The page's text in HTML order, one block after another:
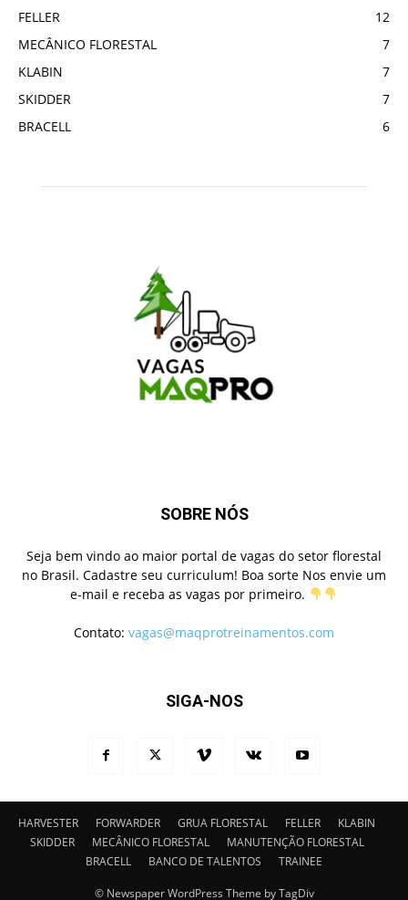
FELLER
12
MECÂNICO FLORESTAL
7
KLABIN
7
SKIDDER
7
BRACELL
6
SOBRE NÓS
Seja bem vindo ao maior portal de vagas do setor florestal
no Brasil. Cadastre seu curriculum! Boa sorte Nos envie um
e-mail e receba as vagas por primeiro.
Contato: vagas@maqprotreinamentos.com
SIGA-NOS
HARVESTER FORWARDER GRUA FLORESTAL FELLER
KLABIN
SKIDDER
MECÂNICO FLORESTAL
MANUTENÇÃO FLORESTAL
BRACELL
BANCO DE TALENTOS TRAINEE
© Newspaper WordPress Theme by TagDiv